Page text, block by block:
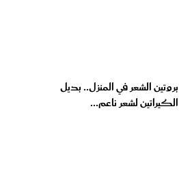
بروتين الشعر في المنزل.. بديل
الكيراتين لشعر ناعم...